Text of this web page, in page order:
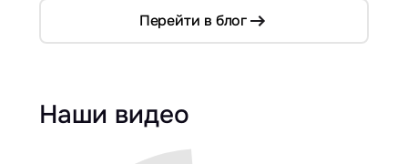
Перейти в блог
Наши видео